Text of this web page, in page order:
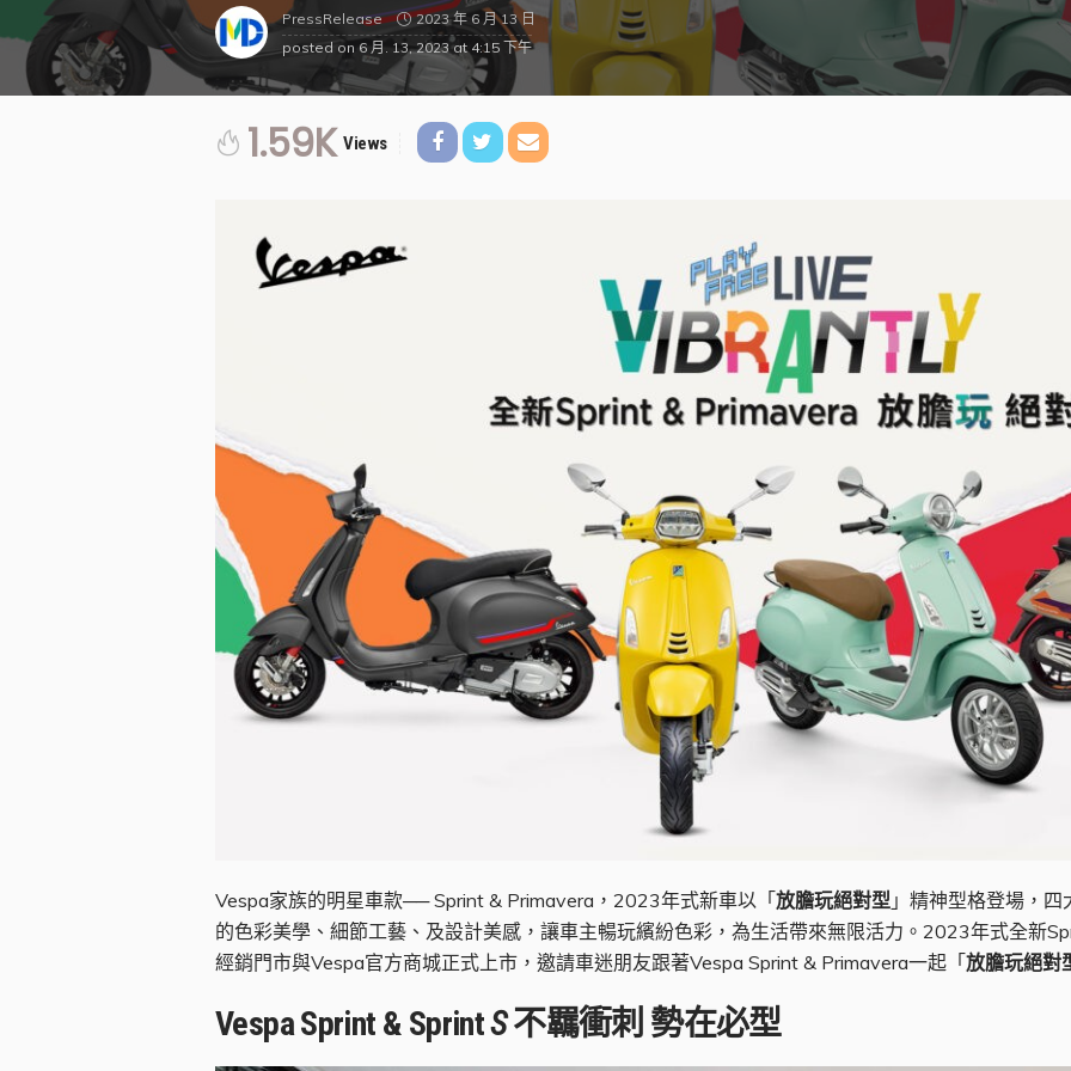
PressRelease
2023 年 6 月 13 日
posted on 6 月. 13, 2023 at 4:15 下午
1.59K Views
Vespa家族的明星車款── Sprint & Primavera，2023年式新車以「 放膽玩絕對型 」精神型格登場，
的色彩美學、細節工藝、及設計美感，讓車主暢玩繽紛色彩，為生活帶來無限活力。2023年式全新
經銷門市與Vespa官方商城正式上市，邀請車迷朋友跟著Vespa Sprint & Primavera一起「 放膽玩絕對
Vespa Sprint & SprintS不羈衝刺 勢在必型